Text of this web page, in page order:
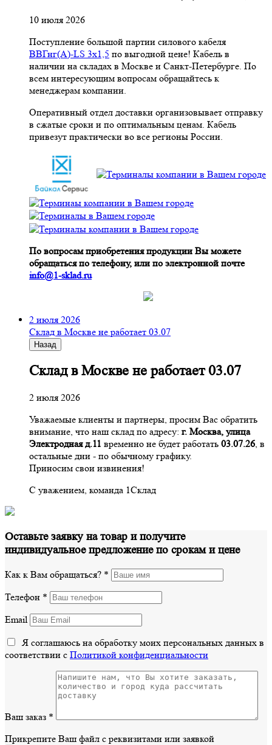
10 июля 2026
Поступление большой партии силового кабеля
ВВГнг(A)-LS 3х1,5 по выгодной цене! Кабель в
наличии на складах в Москве и Санкт-Петербурге. По
всем интересующим вопросам обращайтесь к
менеджерам компании.
Оперативный отдел доставки организовывает отправку
в сжатые сроки и по оптимальным ценам. Кабель
привезут практически во все регионы России.
По вопросам приобретения продукции Вы можете
обращаться по телефону, или по электронной почте
info@1-sklad.ru
2 июля 2026
Склад в Москве не работает 03.07
Назад
Склад в Москве не работает 03.07
2 июля 2026
Уважаемые клиенты и партнеры, просим Вас обратить
внимание, что наш склад по адресу: г. Москва, улица
Электродная д.11 временно не будет работать 03.07.26, в
остальные дни - по обычному графику.
Приносим свои извинения!
С уважением, команда 1Склад
Оставьте заявку на товар и получите
индивидуальное предложение по срокам и цене
Как к Вам обращаться? *
Телефон *
Email
Я соглашаюсь на обработку моих персональных данных в
соответствии с Политикой конфиденциальности
Ваш заказ *
Прикрепите Ваш файл с реквизитами или заявкой